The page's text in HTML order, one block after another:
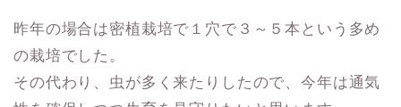
昨年の場合は密植栽培で１穴で３～５本という多め
の栽培でした。
その代わり、虫が多く来たりしたので、今年は通気